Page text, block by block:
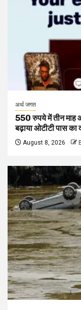
अर्थ जगत
550 रुपये में तीन माह
बढ़ाया ओटीटी पास का
August 8, 2026